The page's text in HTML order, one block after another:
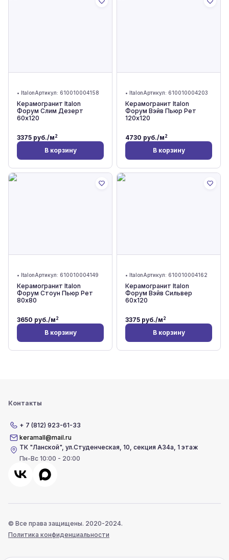
• ItalonАртикул: 610010004158
Керамогранит Italon
Форум Слим Дезерт
60x120
3375 руб./м2
В корзину
• ItalonАртикул: 610010004203
Керамогранит Italon
Форум Вэйв Пьюр Рет
120x120
4730 руб./м2
В корзину
• ItalonАртикул: 610010004149
Керамогранит Italon
Форум Стоун Пьюр Рет
80x80
3650 руб./м2
В корзину
• ItalonАртикул: 610010004162
Керамогранит Italon
Форум Вэйв Сильвер
60x120
3375 руб./м2
В корзину
Контакты
+ 7 (812) 923-61-33
keramall@mail.ru
ТК "Ланской",ул.Студенческая, 10, секция А34а, 1 этаж
Пн-Вс 10:00 - 20:00
© Все права защищены. 2020-2024.
Политика конфиденциальности